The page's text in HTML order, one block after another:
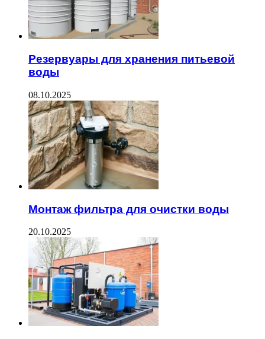
Резервуары для хранения питьевой
воды
08.10.2025
Монтаж фильтра для очистки воды
20.10.2025